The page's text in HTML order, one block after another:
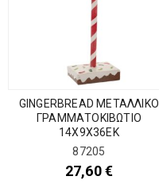
GINGERBREAD ΜΕΤΑΛΛΙΚΟ
ΓΡΑΜΜΑΤΟΚΙΒΩΤΙΟ
14Χ9Χ36ΕΚ
87205
27,60€